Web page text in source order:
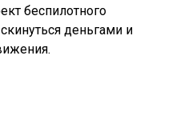
беспилотного
деньгами и